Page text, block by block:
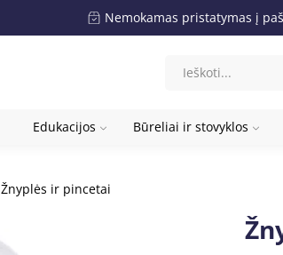
Nemokamas pristatymas į
Edukacijos Būreliai ir stovyklos
Žnyplės ir pincetai